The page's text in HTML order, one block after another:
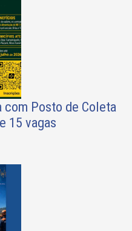
com Posto de Coleta
15 vagas